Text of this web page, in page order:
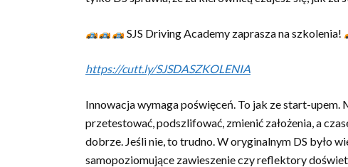
SJS Driving Academy zaprasza na szkolenia!
https://cutt.ly/SJSDASZKOLENIA
Innowacja wymaga poświęceń. To jak ze start-upem.
przetestować, podszlifować, zmienić założenia, a
dobrze. Jeśli nie, to trudno. W oryginalnym DS było
samopoziomujące zawieszenie czy reflektory